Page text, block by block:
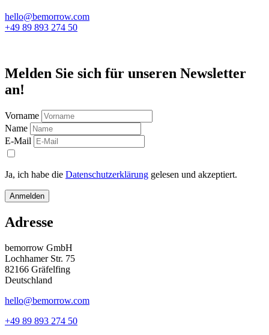
hello@bemorrow.com
+49 89 893 274 50
Melden Sie sich für unseren Newsletter
an!
Vorname
Name
E-Mail
Ja, ich habe die Datenschutzerklärung gelesen und akzeptiert.
Anmelden
Adresse
bemorrow GmbH
Lochhamer Str. 75
82166 Gräfelfing
Deutschland
hello@bemorrow.com
+49 89 893 274 50